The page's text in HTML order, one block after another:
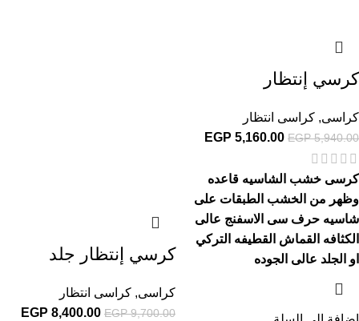
كرسي إنتظار
كراسى, كراسى انتظار
EGP5,940.00
EGP 5,160.00
كرسى خشب الشاسيه قاعده
وظهر من الخشب الطبقات على
شاسيه حرف سى الاسفنج عالى
الكثافه القماش القطيفه التركي
او الجلد عالى الجوده
كرسي إنتظار جلد
كراسى, كراسى انتظار
EGP9,700.00
EGP 8,400.00